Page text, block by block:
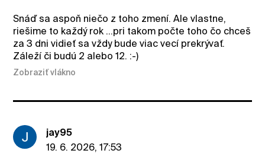
Snáď sa aspoň niečo z toho zmení. Ale vlastne,
riešime to každý rok ...pri takom počte toho čo chceš
za 3 dni vidieť sa vždy bude viac vecí prekrývať.
Záleží či budú 2 alebo 12. :-)
Zobraziť vlákno
jay95
19. 6. 2026, 17:53